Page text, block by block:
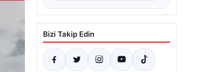
Bizi Takip Edin